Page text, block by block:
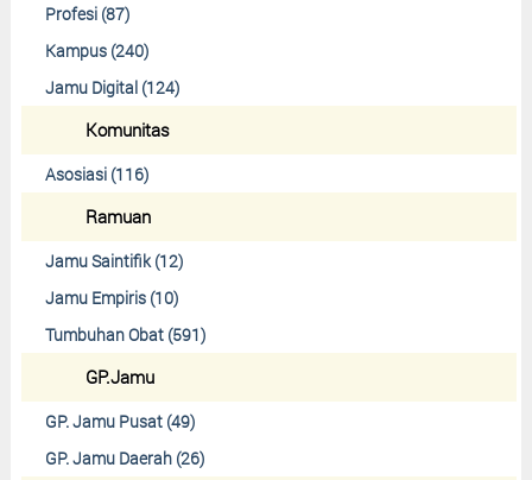
Profesi (87)
Kampus (240)
Jamu Digital (124)
Komunitas
Asosiasi (116)
Ramuan
Jamu Saintifik (12)
Jamu Empiris (10)
Tumbuhan Obat (591)
GP.Jamu
GP. Jamu Pusat (49)
GP. Jamu Daerah (26)